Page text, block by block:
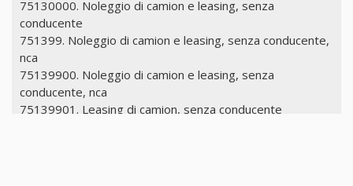
75130000. Noleggio di camion e leasing, senza
conducente
751399. Noleggio di camion e leasing, senza conducente,
nca
75139900. Noleggio di camion e leasing, senza
conducente, nca
75139901. Leasing di camion, senza conducente